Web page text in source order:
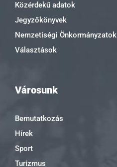
Közérdekű adatok
Jegyzőkönyvek
Nemzetiségi Önkormányzatok
Választások
Városunk
Bemutatkozás
Hírek
Sport
Turizmus